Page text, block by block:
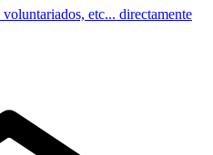
etc... directamente